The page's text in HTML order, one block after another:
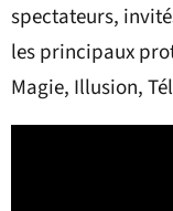
spectateurs,
les principaux
Magie, Illusion,